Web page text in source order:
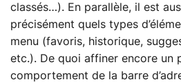
classés…). En parallèle, il est
précisément quels types
menu (favoris, historique,
etc.). De quoi affiner encore un
comportement de la barre